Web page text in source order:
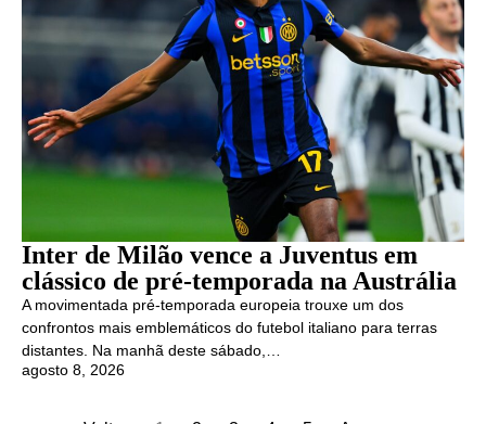
Inter de Milão vence a Juventus em
clássico de pré-temporada na Austrália
A movimentada pré-temporada europeia trouxe um dos
confrontos mais emblemáticos do futebol italiano para terras
distantes. Na manhã deste sábado,…
agosto 8, 2026